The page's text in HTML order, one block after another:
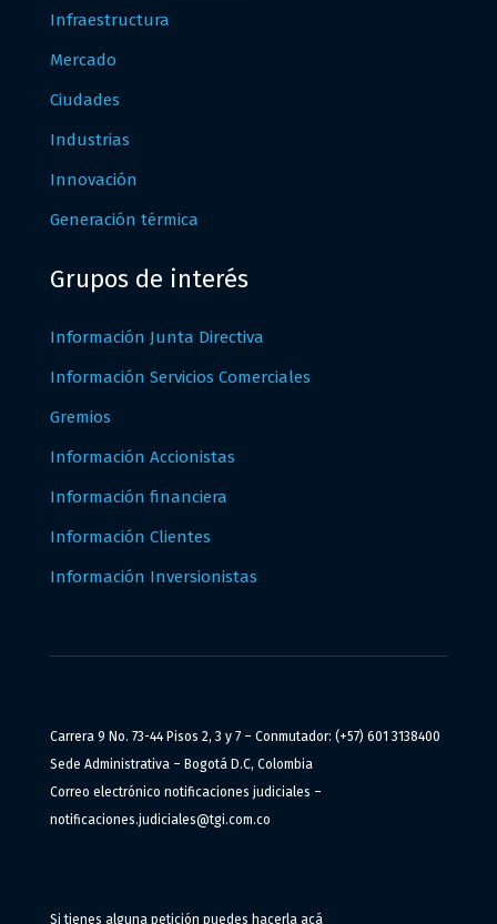
Infraestructura
Mercado
Ciudades
Industrias
Innovación
Generación térmica
Grupos de interés
Información Junta Directiva
Información Servicios Comerciales
Gremios
Información Accionistas
Información financiera
Información Clientes
Información Inversionistas
Carrera 9 No. 73-44 Pisos 2, 3 y 7 – Conmutador: (+57) 601 3138400
Sede Administrativa – Bogotá D.C, Colombia
Correo electrónico notificaciones judiciales –
notificaciones.judiciales@tgi.com.co
Si tienes alguna petición puedes hacerla acá